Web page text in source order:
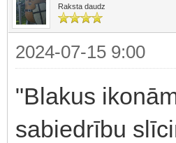
Raksta daudz
2024-07-15 9:00
"Blakus
sabiedrību